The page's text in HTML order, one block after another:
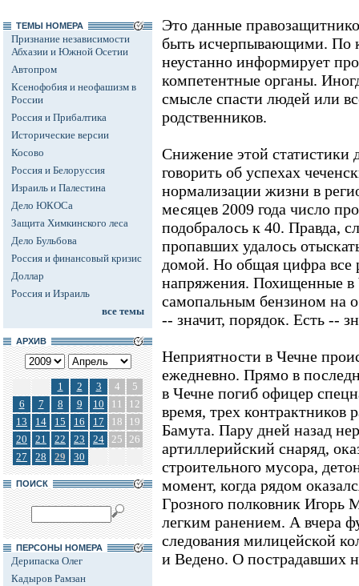
ТЕМЫ НОМЕРА
Признание независимости
Абхазии и Южной Осетии
Автопром
Ксенофобия и неофашизм в
России
Россия и Прибалтика
Исторические версии
Косово
Россия и Белоруссия
Израиль и Палестина
Дело ЮКОСа
Защита Химкинского леса
Дело Бульбова
Россия и финансовый кризис
Доллар
Россия и Израиль
все темы
АРХИВ
1 2 3 4
5
6
7 8 9 10 11
12
13
14 15 16 17 18
19
20
21 22 23 24 25 26
27
28 29 30
ПОИСК
ПЕРСОНЫ НОМЕРА
Дерипаска Олег
Кадыров Рамзан
Это данные
быть исчерпывающими. По
неустанно информирует
компетентные органы.
смысле спасти людей или
родственников.
Снижение этой статистики
говорить об успехах
нормализации жизни в
месяцев 2009 года число
подобралось к 40. Правда,
пропавших удалось
домой. Но общая цифра все
напряжения. Похищенные в
самопальным бензином на
-- значит, порядок. Есть --
Неприятности в Чечне
ежедневно. Прямо в
в Чечне погиб офицер
время, трех контрактников
Бамута. Пару дней назад
артиллерийский снаряд,
строительного мусора,
момент, когда рядом
Грозного полковник Игорь
легким ранением. А вчера
следования милицейской
и Ведено. О пострадавших